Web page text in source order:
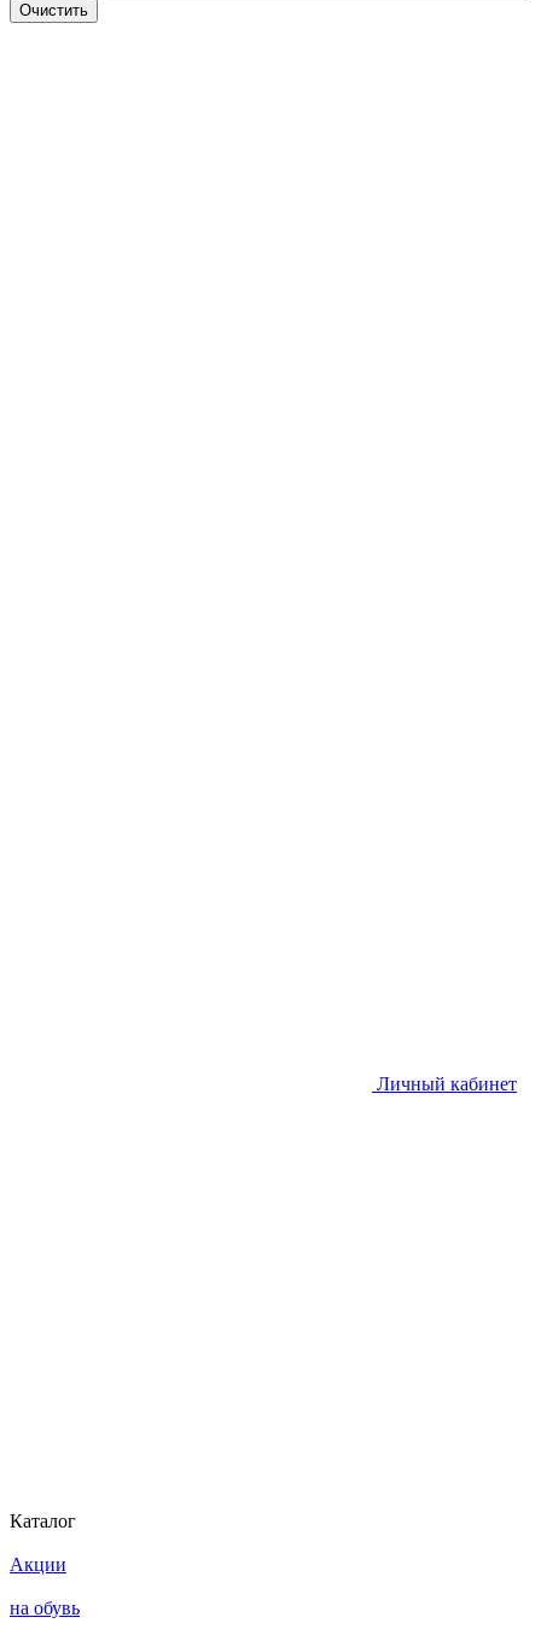
Очистить
Личный кабинет
Каталог
Акции
на обувь